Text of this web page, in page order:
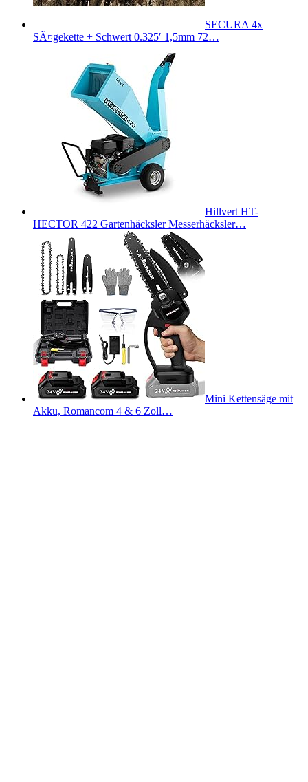
SECURA 4x
SÃ¤gekette + Schwert 0.325′ 1,5mm 72…
Hillvert HT-
HECTOR 422 Gartenhäcksler Messerhäcksler…
Mini Kettensäge mit
Akku, Romancom 4 & 6 Zoll…